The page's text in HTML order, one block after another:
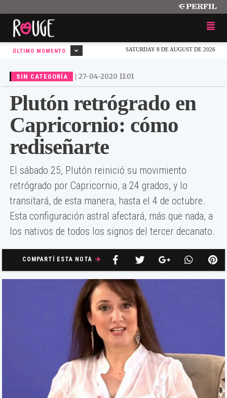
SATURDAY 8 DE AUGUST DE 2026
ÚLTIMO MOMENTO
SIN CATEGORÍA | 27-04-2020 11:01
Plutón retrógrado en
Capricornio: cómo
rediseñarte
El sábado 25, Plutón reinició su movimiento
retrógrado por Capricornio, a 24 grados, y lo
transitará, de esta manera, hasta el 4 de octubre.
Esta configuración astral afectará, más que nada, a
los nativos de todos los signos del tercer decanato.
COMPARTÍ ESTA NOTA